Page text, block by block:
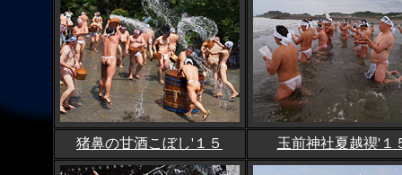
猪鼻の甘酒こぼし'１５ 玉前神社夏越禊'１